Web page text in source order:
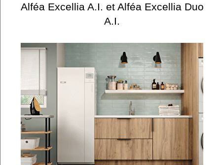
Alféa Excellia A.I. et Alféa Excellia Duo
A.I.